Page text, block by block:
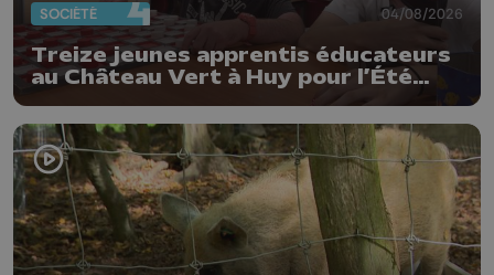
SOCIÉTÉ 04/08/2026
Treize jeunes apprentis éducateurs
au Château Vert à Huy pour l’Été